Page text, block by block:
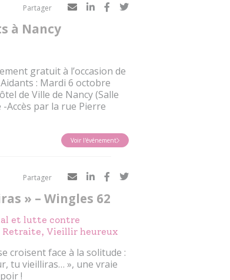
Partager
à Nancy
gratuit à l’occasion de
: Mardi 6 octobre
de Ville de Nancy (Salle
Accès par la rue Pierre
Voir l'événement
Partager
» – Wingles 62
et lutte contre
Vieillir heureux
croisent face à la solitude :
tu vieilliras… », une vraie
!